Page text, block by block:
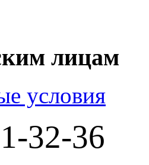
лицам
условия
32-36